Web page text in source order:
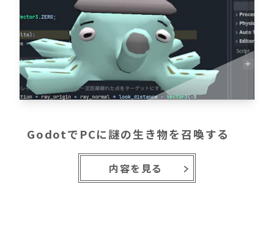
GodotでPCに謎の生き物を召喚する
内容を見る